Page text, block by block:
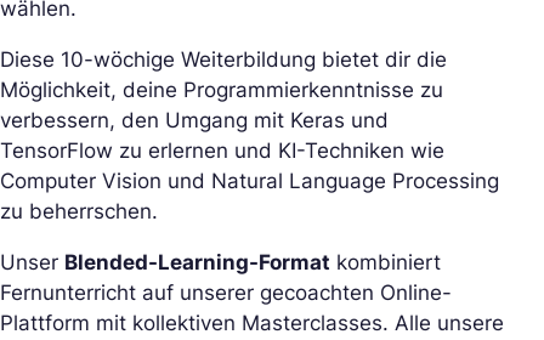
wählen.
Diese 10-wöchige Weiterbildung bietet dir die
Möglichkeit, deine Programmierkenntnisse zu
verbessern, den Umgang mit Keras und
TensorFlow zu erlernen und KI-Techniken wie
Computer Vision und Natural Language Processing
zu beherrschen.
Unser Blended-Learning-Format kombiniert
Fernunterricht auf unserer gecoachten Online-
Plattform mit kollektiven Masterclasses. Alle unsere